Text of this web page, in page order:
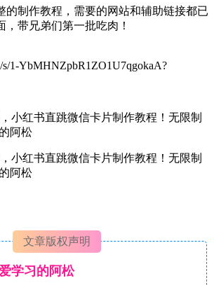
的制作教程，需要的网站和辅助链接都已
，带兄弟们第一批吃肉！
s/1-YbMHNZpbR1ZO1U7qgokaA?
文章版权声明
爱学习的阿松